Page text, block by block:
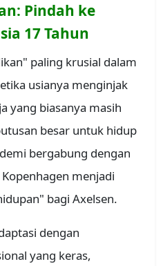
Pindah ke
17 Tahun
paling krusial dalam
usianya menginjak
yang biasanya masih
besar untuk hidup
bergabung dengan
menjadi
bagi Axelsen.
dengan
yang keras,